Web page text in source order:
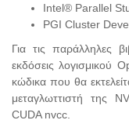
Intel® Parallel
PGI Cluster
Για τις παράλληλες
εκδόσεις λογισμικού
κώδικα που θα
μεταγλωττιστή της
CUDA nvcc.